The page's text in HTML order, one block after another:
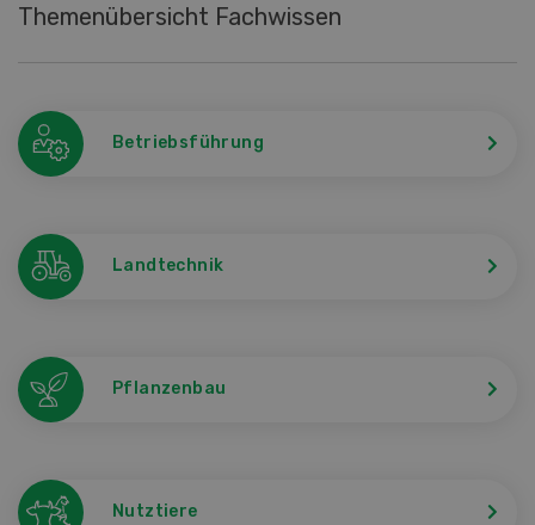
Themenübersicht Fachwissen
Betriebsführung
Landtechnik
Pflanzenbau
Nutztiere